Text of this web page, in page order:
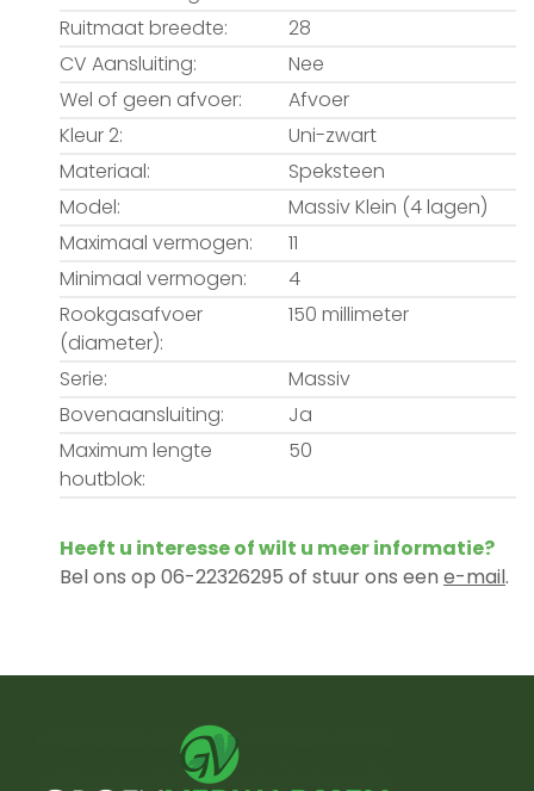
Ruitmaat breedte:
28
CV Aansluiting:
Nee
Wel of geen afvoer:
Afvoer
Kleur 2:
Uni-zwart
Materiaal:
Speksteen
Model:
Massiv Klein (4 lagen)
Maximaal vermogen:
11
Minimaal vermogen:
4
Rookgasafvoer
(diameter):
150 millimeter
Serie:
Massiv
Bovenaansluiting:
Ja
Maximum lengte
houtblok:
50
Heeft u interesse of wilt u meer informatie?
Bel ons op 06-22326295 of stuur ons een e-mail.